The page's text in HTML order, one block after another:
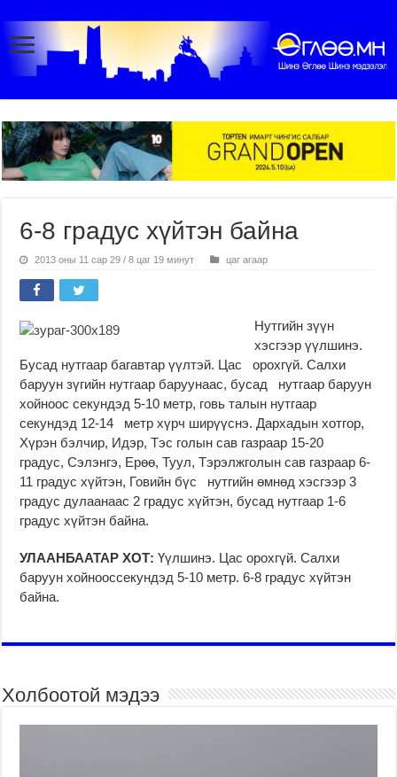
6-8 градус хүйтэн байна
2013 оны 11 сар 29 / 8 цаг 19 минут цаг агаар
Нутгийн зүүн
хэсгээр үүлшинэ.
Бусад нутгаар багавтар үүлтэй. Цас орохгүй. Салхи
баруун зүгийн нутгаар баруунаас, бусад нутгаар баруун
хойноос секундэд 5-10 метр, говь талын нутгаар
секундэд 12-14 метр хүрч ширүүснэ. Дархадын хотгор,
Хүрэн бэлчир, Идэр, Тэс голын сав газраар 15-20
градус, Сэлэнгэ, Ерөө, Туул, Тэрэлжголын сав газраар 6-
11 градус хүйтэн, Говийн бүс нутгийн өмнөд хэсгээр 3
градус дулаанаас 2 градус хүйтэн, бусад нутгаар 1-6
градус хүйтэн байна.
УЛААНБААТАР ХОТ: Үүлшинэ. Цас орохгүй. Салхи
баруун хойнооссекундэд 5-10 метр. 6-8 градус хүйтэн
байна.
Холбоотой мэдээ